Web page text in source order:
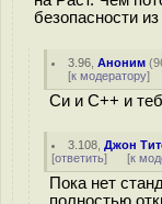
безопасности
3.96 ,Аноним (
[к модератору]
Си и С++ и
3.108 ,Джон
[ответить] [к
Пока нет